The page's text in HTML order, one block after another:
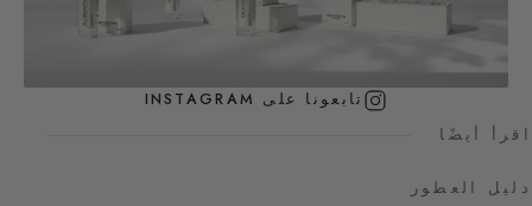
تابعونا على INSTAGRAM
اقرأ أيضًا
دليل العطور